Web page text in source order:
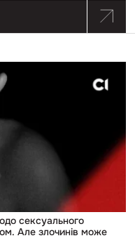
сексуального
Але злочинів може